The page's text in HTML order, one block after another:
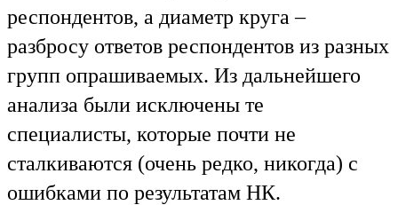
респондентов, а диаметр круга –
разбросу ответов респондентов из разных
групп опрашиваемых. Из дальнейшего
анализа были исключены те
специалисты, которые почти не
сталкиваются (очень редко, никогда) с
ошибками по результатам НК.